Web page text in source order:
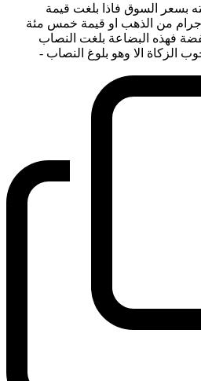
بسعر السوق فاذا بلغت قيمة
من الذهب او قيمة خمس مئة
فهذه البضاعة بلغت النصاب
الزكاة الا وهو بلوغ النصاب -